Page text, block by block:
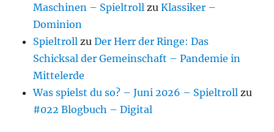
Maschinen – Spieltroll zuKlassiker –
Dominion
Spieltroll zuDer Herr der Ringe: Das
Schicksal der Gemeinschaft – Pandemie in
Mittelerde
Was spielst du so? – Juni 2026 – Spieltroll zu
#022 Blogbuch – Digital